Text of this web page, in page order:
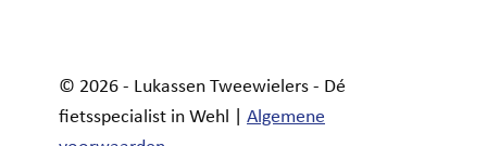
© 2026 - Lukassen Tweewielers - Dé
fietsspecialist in Wehl | Algemene